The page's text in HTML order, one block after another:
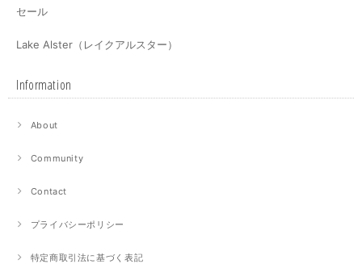
セール
Lake Alster（レイクアルスター）
Information
About
Community
Contact
プライバシーポリシー
特定商取引法に基づく表記